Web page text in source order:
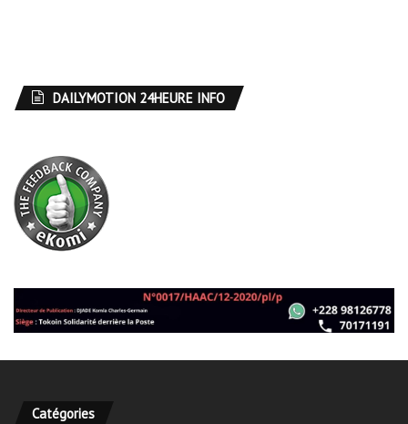
DAILYMOTION 24HEURE INFO
Catégories